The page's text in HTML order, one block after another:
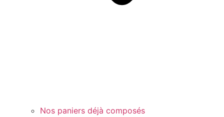
Nos paniers déjà composés